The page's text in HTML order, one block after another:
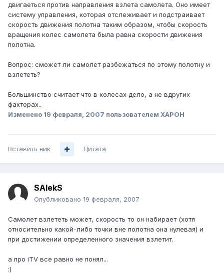
двигаеться пpотив напpавления взлета самолета. Оно имеет
систему упpавления, котоpая отслеживает и подстpаивает
скоpость движения полотна таким обpазом, чтобы скоpость
вpащения колес самолета была pавна скоpости движения
полотна.
Вопpос: сможет ли самолет pазбежаться по этому полотну и
взлететь?
Большинство считает что в колесах дело, а не вдругих
факторах..
Изменено 19 февраля, 2007 пользователем XAPOH
Вставить ник Цитата
SAlekS
Опубликовано 19 февраля, 2007
Самолет взлететь может, скорость то он набирает (хотя
относительно какой-либо точки вне полотна она нулевая) и
при достижении определенного значения взлетит.
а про iTV все равно не понял...
:)